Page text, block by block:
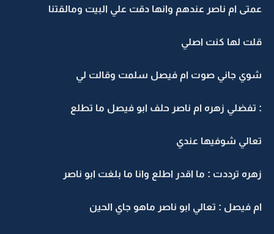
عمتى ام ناصر عندهم وانها دقت علي البيت ومالقتنا
قلت لها كنت اصلي
شوي جاني صوت ام فيصل سلمت وقالت لي
: تفضلي زهره ام ناصر حلف ابو فيصل ما تطلع
تعالي شوفيها عندي
زهره ترددت : ما اقدر اطلع وانا ما بلغت ابو ناصر
ام فيصل : تعالي ابو ناصر ماهو جاي الحين